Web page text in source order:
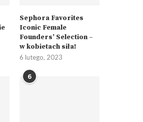
Sephora Favorites
Iconic Female
Founders’ Selection –
w kobietach siła!
6 lutego, 2023
6